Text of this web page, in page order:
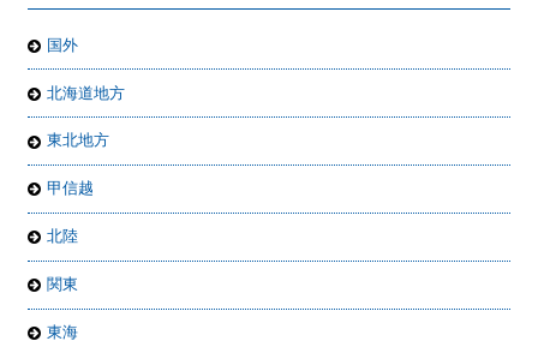
国外
北海道地方
東北地方
甲信越
北陸
関東
東海